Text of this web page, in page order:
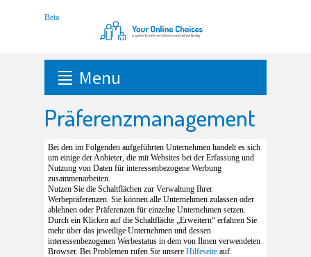
Menu
Präferenzmanagement
Bei den im Folgenden aufgeführten Unternehmen handelt es sich
um einige der Anbieter, die mit Websites bei der Erfassung und
Nutzung von Daten für interessenbezogene Werbung
zusammenarbeiten.
Nutzen Sie die Schaltflächen zur Verwaltung Ihrer
Werbepräferenzen. Sie können alle Unternehmen zulassen oder
ablehnen oder Präferenzen für einzelne Unternehmen setzen.
Durch ein Klicken auf die Schaltfläche „Erweitern“ erfahren Sie
mehr über das jeweilige Unternehmen und dessen
interessenbezogenen Werbestatus in dem von Ihnen verwendeten
Browser. Bei Problemen rufen Sie unsere Hilfeseite auf.